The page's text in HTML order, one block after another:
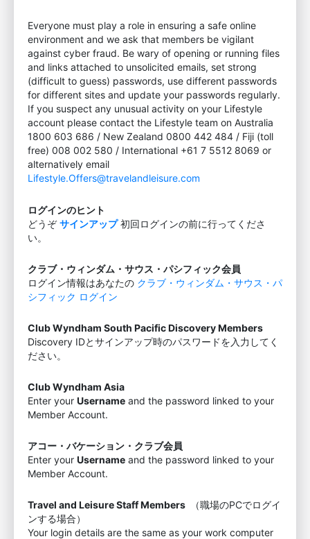
Everyone must play a role in ensuring a safe online
environment and we ask that members be vigilant
against cyber fraud. Be wary of opening or running files
and links attached to unsolicited emails, set strong
(difficult to guess) passwords, use different passwords
for different sites and update your passwords regularly.
If you suspect any unusual activity on your Lifestyle
account please contact the Lifestyle team on Australia
1800 603 686 / New Zealand 0800 442 484 / Fiji (toll
free) 008 002 580 / International +61 7 5512 8069 or
alternatively email
Lifestyle.Offers@travelandleisure.com
ログインのヒント
どうぞサインアップ初回ログインの前に行ってくださ
い。
クラブ・ウィンダム・サウス・パシフィック会員
ログイン情報はあなたの クラブ・ウィンダム・サウス・パ
シフィック ログイン
Club Wyndham South Pacific Discovery Members
Discovery IDとサインアップ時のパスワードを入力してく
ださい。
Club Wyndham Asia
Enter your Username and the password linked to your
Member Account.
アコー・バケーション・クラブ会員
Enter your Username and the password linked to your
Member Account.
Travel and Leisure Staff Members
（職場のPCでログイ
ンする場合）
Your login details are the same as your work computer